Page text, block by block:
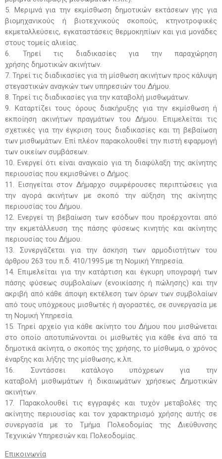
5. Μεριμνά για την εκμίσθωση δημοτικών εκτάσεων γης για
βιομηχανικούς ή βιοτεχνικούς σκοπούς, κτηνοτροφικές
εκμεταλλεύσεις, εγκαταστάσεις θερμοκηπίων και για μονάδες
στους τομείς αλιείας.
6. Τηρεί τις διαδικασίες για την παραχώρηση
χρήσης δημοτικών ακινήτων.
7. Τηρεί τις διαδικασίες για τη μίσθωση ακινήτων προς κάλυψη
στεγαστικών αναγκών των υπηρεσιών του Δήμου.
8. Τηρεί τις διαδικασίες για την καταβολή μισθωμάτων.
9. Καταρτίζει τους όρους διακήρυξης για την εκμίσθωση ή
εκποίηση ακινήτων πραγμάτων του Δήμου. Επιμελείται τις
σχετικές για την έγκριση τους διαδικασίες και τη βεβαίωση
των μισθωμάτων. Επί πλέον παρακολουθεί την πιστή εφαρμογή
των οικείων συμβάσεων.
10. Ενεργεί ότι είναι αναγκαίο για τη διαφύλαξη της ακίνητης
περιουσίας που εκμισθώνει ο Δήμος.
11. Εισηγείται στον Δήμαρχο συμφέρουσες περιπτώσεις για
την αγορά ακινήτων με σκοπό την αύξηση της ακίνητης
περιουσίας του Δήμου.
12. Ενεργεί τη βεβαίωση των εσόδων που προέρχονται από
την εκμετάλλευση της πάσης φύσεως κινητής και ακίνητης
περιουσίας του Δήμου.
13. Συνεργάζεται για την άσκηση των αρμοδιοτήτων του
άρθρου 263 του π.δ. 410/1995 με τη Νομική Υπηρεσία.
14. Επιμελείται για την κατάρτιση και έγκυρη υπογραφή των
πάσης φύσεως συμβολαίων (ενοικίασης ή πώλησης) και την
ακριβή από κάθε άποψη εκτέλεση των όρων των συμβολαίων
από τους υπόχρεους μισθωτές ή αγοραστές, σε συνεργασία με
τη Νομική Υπηρεσία.
15. Τηρεί αρχείο για κάθε ακίνητο του Δήμου που μισθώνεται
στο οποίο αποτυπώνονται οι μισθωτές για κάθε ένα από τα
δημοτικά ακίνητα, ο σκοπός της χρήσης, το μίσθωμα, ο χρόνος
έναρξης και λήξης της μίσθωσης, κ.λπ.
16. Συντάσσει κατάλογο υπόχρεων για την
καταβολή μισθωμάτων ή δικαιωμάτων χρήσεως Δημοτικών
ακινήτων.
17. Παρακολουθεί τις εγγραφές και τυχόν μεταβολές της
ακίνητης περιουσίας και τον χαρακτηρισμό χρήσης αυτής σε
συνεργασία με το Τμήμα Πολεοδομίας της Διεύθυνσης
Τεχνικών Υπηρεσιών και Πολεοδομίας.
Επικοινωνία